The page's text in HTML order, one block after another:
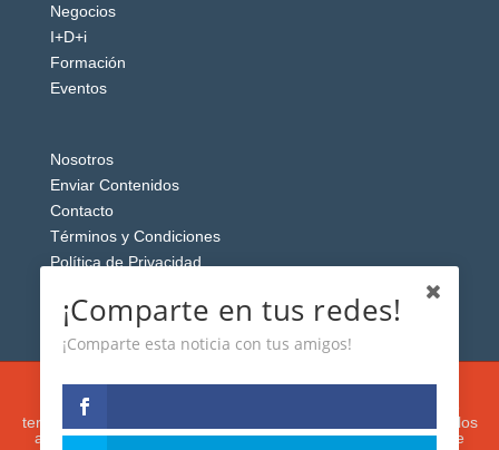
Negocios
I+D+i
Formación
Eventos
Nosotros
Enviar Contenidos
Contacto
Términos y Condiciones
Política de Privacidad
Esta web usa cookies analíticas y publicitarias (propias y de
terceros) para analizar el tráfico y personalizar el contenido y los
anuncios que le mostremos de acuerdo con su navegación e
¡Comparte en tus redes!
¡Comparte esta noticia con tus amigos!